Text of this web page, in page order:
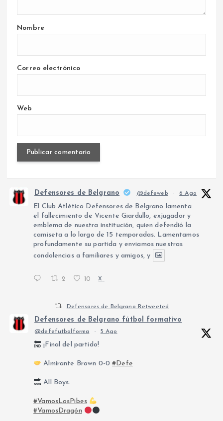
Nombre
Correo electrónico
Web
Defensores de Belgrano @defeweb · 6 Ago
El Club Atlético Defensores de Belgrano lamenta
el fallecimiento de Vicente Giardullo, exjugador y
emblema de nuestra institución, quien defendió la
camiseta a lo largo de 15 temporadas. Lamentamos
profundamente su partida y enviamos nuestras
condolencias a familiares y amigos, y
2 10 X
Defensores de Belgrano Retweeted
Defensores de Belgrano fútbol formativo
@defefutbolforma · 5 Ago
¡Final del partido!
Almirante Brown 0-0#Defe
All Boys.
#VamosLosPibes
#VamosDragón